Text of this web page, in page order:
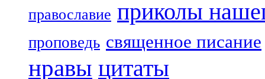
православие приколы
проповедь священное писание
нравы цитаты